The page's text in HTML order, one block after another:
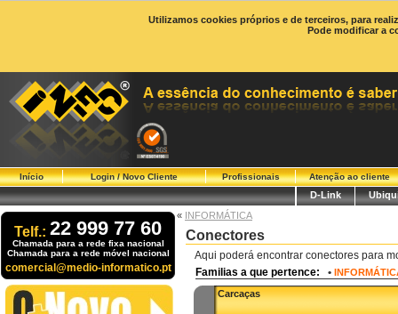
Utilizamos cookies próprios e de terceiros, para
Pode modificar a
Início Login / Novo Cliente Profissionais Atenção ao cliente
D-Link
Telf.: 22 999 77 60
Chamada para a rede fixa nacional
Chamada para a rede móvel nacional
comercial@medio-informatico.pt
« INFORMÁTICA
Conectores
Aqui poderá encontrar conectores para
Familias a que pertence: •
Carcaças